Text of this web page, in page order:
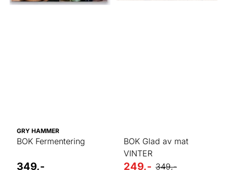
GRY HAMMER
BOK Fermentering
349,-
BOK Glad av mat
VINTER
249,- 349,-